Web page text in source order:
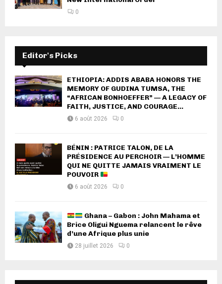
0
Editor's Picks
ETHIOPIA: ADDIS ABABA HONORS THE
MEMORY OF GUDINA TUMSA, THE
“AFRICAN BONHOEFFER” — A LEGACY OF
FAITH, JUSTICE, AND COURAGE...
6 août 2026 0
BÉNIN : PATRICE TALON, DE LA
PRÉSIDENCE AU PERCHOIR — L’HOMME
QUI NE QUITTE JAMAIS VRAIMENT LE
POUVOIR
6 août 2026 0
Ghana – Gabon : John Mahama et
Brice Oligui Nguema relancent le rêve
d’une Afrique plus unie
28 juillet 2026 0